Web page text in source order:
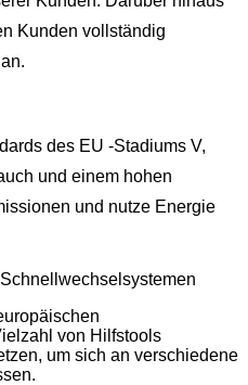
Kunden vollständig
des EU -Stadiums V,
und einem hohen
und nutze Energie
von Hilfstools
um sich an verschiedene